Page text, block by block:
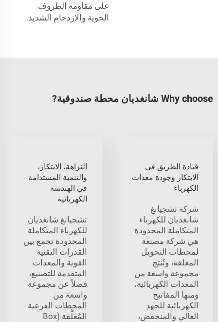
على مقاومة الظروف
الجوية والازدحام الشديد.
Why choose شانغديان محطة صندوقية?
قيادة الطريق في
الابتكار وجودة معدات
الكهرباء
شركة تشجيانغ
شانغديان للكهرباء
المتكاملة المحدودة
هي شركة مصنعة
لمحطات التحويل
المغلقة، وتُنتج
مجموعة واسعة من
المعدات الكهربائية،
ومنها المفاتيح
الكهربائية للجهد
العالي والمنخفض،
النزاهة، الابتكار،
والتنمية المستدامة
في الهندسة
الكهربائية
تشجيانغ شانغديان
للكهرباء المتكاملة
المحدودة تجمع بين
القدرات التقنية
القوية والمعدات
المتقدمة للتصنيع،
فضلاً عن مجموعة
واسعة من
المحطات الفرعية
المُغلَّفة (Box